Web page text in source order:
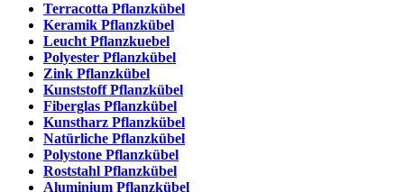
Terracotta Pflanzkübel
Keramik Pflanzkübel
Leucht Pflanzkuebel
Polyester Pflanzkübel
Zink Pflanzkübel
Kunststoff Pflanzkübel
Fiberglas Pflanzkübel
Kunstharz Pflanzkübel
Natürliche Pflanzkübel
Polystone Pflanzkübel
Roststahl Pflanzkübel
Aluminium Pflanzkübel